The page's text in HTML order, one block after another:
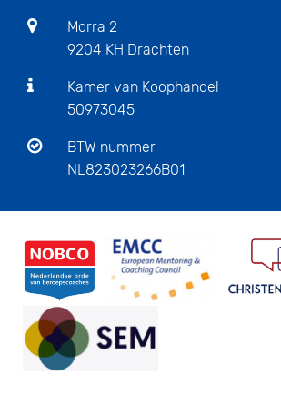
Morra 2
9204 KH Drachten
Kamer van Koophandel
50973045
BTW nummer
NL823023266B01